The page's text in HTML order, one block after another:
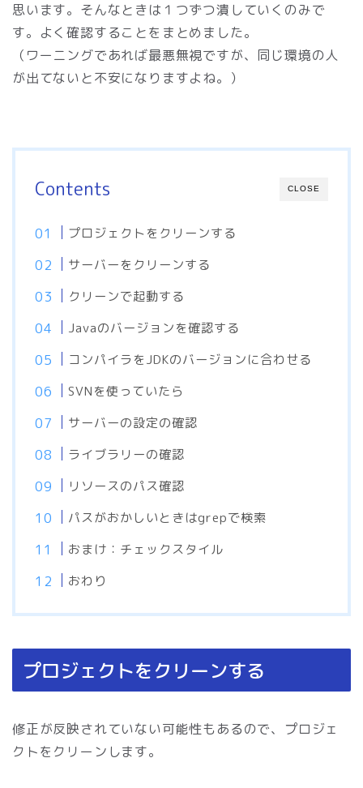
思います。そんなときは１つずつ潰していくのみで
す。よく確認することをまとめました。
（ワーニングであれば最悪無視ですが、同じ環境の人
が出てないと不安になりますよね。）
CLOSE
Contents
プロジェクトをクリーンする
サーバーをクリーンする
クリーンで起動する
Javaのバージョンを確認する
コンパイラをJDKのバージョンに合わせる
SVNを使っていたら
サーバーの設定の確認
ライブラリーの確認
リソースのパス確認
パスがおかしいときはgrepで検索
おまけ：チェックスタイル
おわり
プロジェクトをクリーンする
修正が反映されていない可能性もあるので、プロジェ
クトをクリーンします。